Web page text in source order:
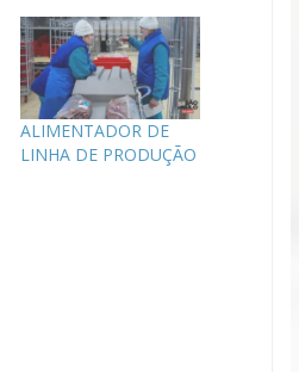
ALIMENTADOR DE
LINHA DE PRODUÇÃO